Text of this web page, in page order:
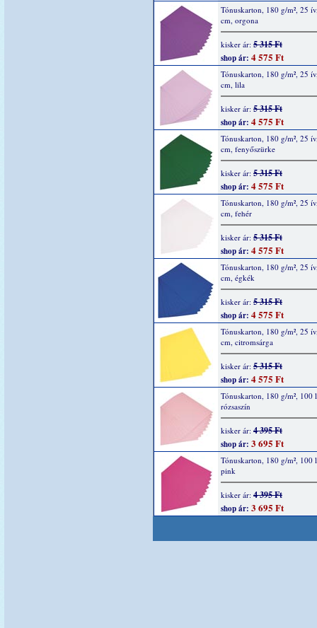
Tónuskarton, 180 g/m², 25
cm, orgona
kisker ár: 5 315 Ft
shop ár: 4 575 Ft
Tónuskarton, 180 g/m², 25
cm, lila
kisker ár: 5 315 Ft
shop ár: 4 575 Ft
Tónuskarton, 180 g/m², 25
cm, fenyőszürke
kisker ár: 5 315 Ft
shop ár: 4 575 Ft
Tónuskarton, 180 g/m², 25
cm, fehér
kisker ár: 5 315 Ft
shop ár: 4 575 Ft
Tónuskarton, 180 g/m², 25
cm, égkék
kisker ár: 5 315 Ft
shop ár: 4 575 Ft
Tónuskarton, 180 g/m², 25
cm, citromsárga
kisker ár: 5 315 Ft
shop ár: 4 575 Ft
Tónuskarton, 180 g/m², 100
rózsaszín
kisker ár: 4 395 Ft
shop ár: 3 695 Ft
Tónuskarton, 180 g/m², 100
pink
kisker ár: 4 395 Ft
shop ár: 3 695 Ft